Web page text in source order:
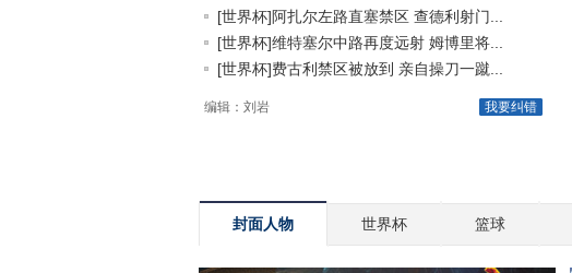
[世界杯]阿扎尔左路直塞禁区 查德利射门...
[世界杯]维特塞尔中路再度远射 姆博里将...
[世界杯]费古利禁区被放到 亲自操刀一蹴...
我要纠错
编辑：刘岩
封面人物 世界杯 篮球